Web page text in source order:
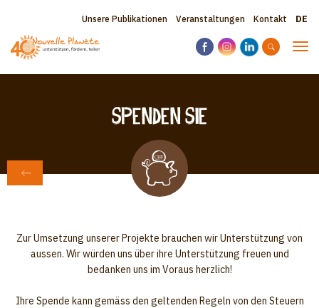
Inhalt
Topbar
menu
Unsere Publikationen Veranstaltungen Kontakt
Spenden Sie
Zur Umsetzung unserer Projekte brauchen wir Unterstützung von
aussen. Wir würden uns über ihre Unterstützung freuen und
bedanken uns im Voraus herzlich!
Ihre Spende kann gemäss den geltenden Regeln von den Steuern